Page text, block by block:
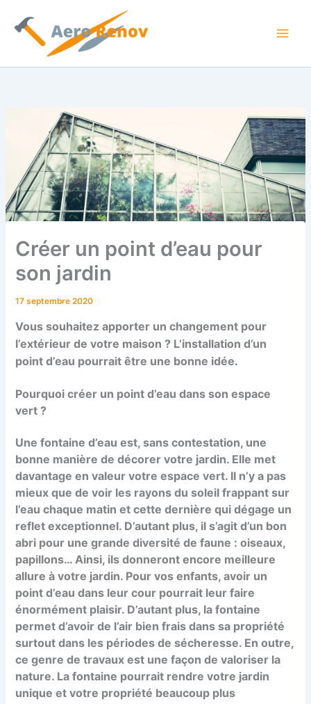
contenu
Créer un point d’eau pour
son jardin
17 septembre 2020
Vous souhaitez apporter un changement pour
l’extérieur de votre maison ? L’installation d’un
point d’eau pourrait être une bonne idée.
Pourquoi créer un point d’eau dans son espace
vert ?
Une fontaine d’eau est, sans contestation, une
bonne manière de décorer votre jardin. Elle met
davantage en valeur votre espace vert. Il n’y a pas
mieux que de voir les rayons du soleil frappant sur
l’eau chaque matin et cette dernière qui dégage un
reflet exceptionnel. D’autant plus, il s’agit d’un bon
abri pour une grande diversité de faune : oiseaux,
papillons… Ainsi, ils donneront encore meilleure
allure à votre jardin. Pour vos enfants, avoir un
point d’eau dans leur cour pourrait leur faire
énormément plaisir. D’autant plus, la fontaine
permet d’avoir de l’air bien frais dans sa propriété
surtout dans les périodes de sécheresse. En outre,
ce genre de travaux est une façon de valoriser la
nature. La fontaine pourrait rendre votre jardin
unique et votre propriété beaucoup plus